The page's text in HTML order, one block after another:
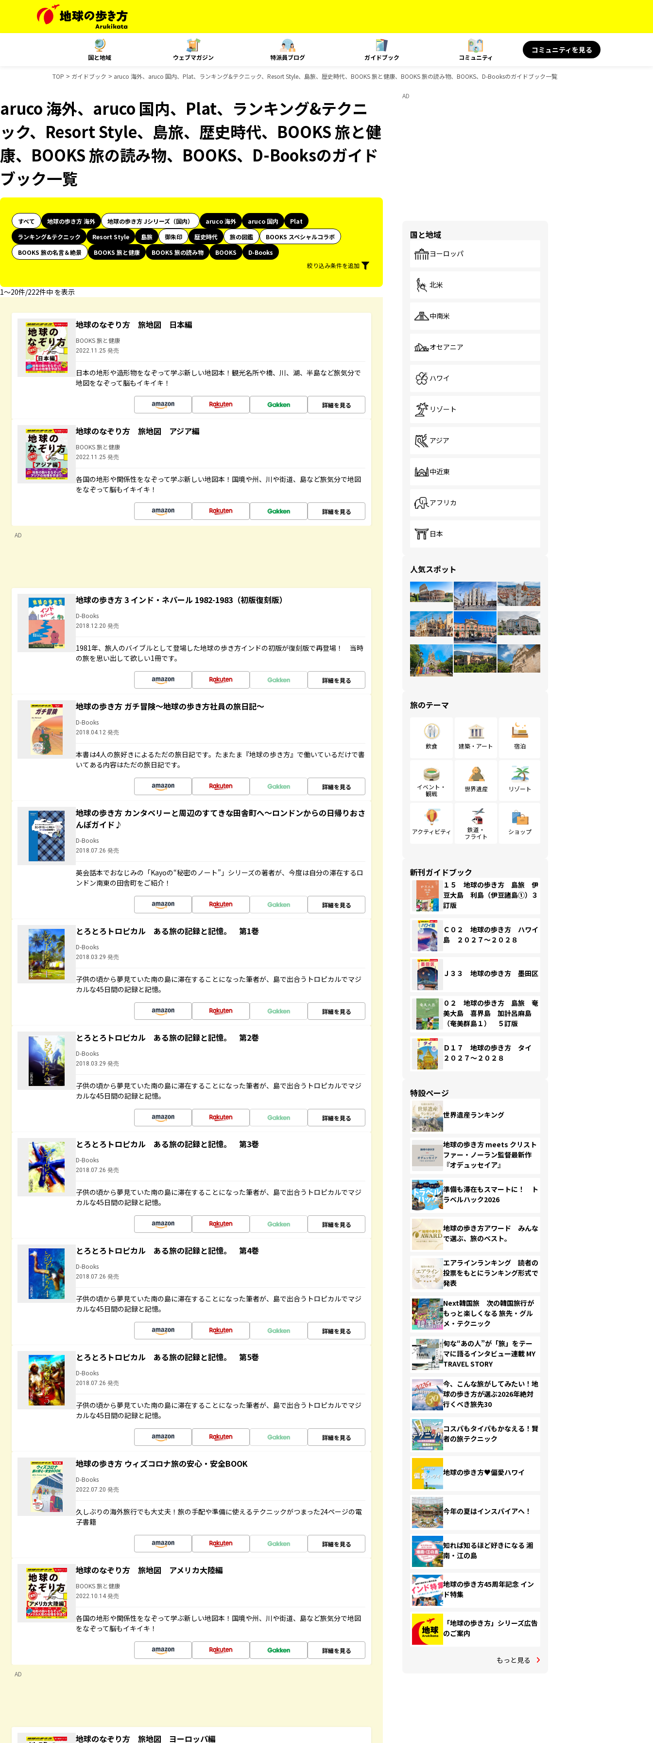
国と地域 ウェブマガジン 特派員ブログ ガイドブック コミュニティ
コミュニティを見る
TOP ガイドブック aruco 海外、aruco 国内、Plat、ランキング&テクニック、Resort Style、島旅、歴史時代、BOOKS 旅と健康、BOOKS 旅の読み物、BOOKS、D-Booksのガイドブック一覧
aruco 海外、aruco 国内、Plat、ランキング&テクニ
ック、Resort Style、島旅、歴史時代、BOOKS 旅と健
康、BOOKS 旅の読み物、BOOKS、D-Booksのガイド
ブック一覧
すべて 地球の歩き方 海外 地球の歩き方 Jシリーズ（国内） aruco 海外 aruco 国内
Plat
ランキング&テクニック
Resort Style 島旅 御朱印 歴史時代 旅の図鑑
BOOKS スペシャルコラボ
BOOKS 旅の名言＆絶景
BOOKS 旅と健康 BOOKS 旅の読み物 BOOKS
D-Books
絞り込み条件を追加
1〜20件/222件中 を表示
地球のなぞり方 旅地図 日本編
BOOKS 旅と健康
2022.11.25 発売
日本の地形や造形物をなぞって学ぶ新しい地図本！観光名所や橋、川、湖、半島など旅気分で
地図をなぞって脳もイキイキ！
詳細を見る
地球のなぞり方 旅地図 アジア編
BOOKS 旅と健康
2022.11.25 発売
各国の地形や関係性をなぞって学ぶ新しい地図本！国境や州、川や街道、島など旅気分で地図
をなぞって脳もイキイキ！
詳細を見る
AD
地球の歩き方 3 インド・ネパール 1982-1983（初版復刻版）
D-Books
2018.12.20 発売
1981年、旅人のバイブルとして登場した地球の歩き方インドの初版が復刻版で再登場！ 当時
の旅を思い出して欲しい1冊です。
詳細を見る
地球の歩き方 ガチ冒険～地球の歩き方社員の旅日記～
D-Books
2018.04.12 発売
本書は4人の旅好きによるただの旅日記です。たまたま『地球の歩き方』で働いているだけで書
いてある内容はただの旅日記です。
詳細を見る
地球の歩き方 カンタベリーと周辺のすてきな田舎町へ～ロンドンからの日帰りおさ
んぽガイド♪
D-Books
2018.07.26 発売
英会話本でおなじみの「Kayoの“秘密のノート”」シリーズの著者が、今度は自分の滞在するロ
ンドン南東の田舎町をご紹介！
詳細を見る
とろとろトロピカル ある旅の記録と記憶。 第1巻
D-Books
2018.03.29 発売
子供の頃から夢見ていた南の島に滞在することになった筆者が、島で出合うトロピカルでマジ
カルな45日間の記録と記憶。
詳細を見る
とろとろトロピカル ある旅の記録と記憶。 第2巻
D-Books
2018.03.29 発売
子供の頃から夢見ていた南の島に滞在することになった筆者が、島で出合うトロピカルでマジ
カルな45日間の記録と記憶。
詳細を見る
とろとろトロピカル ある旅の記録と記憶。 第3巻
D-Books
2018.07.26 発売
子供の頃から夢見ていた南の島に滞在することになった筆者が、島で出合うトロピカルでマジ
カルな45日間の記録と記憶。
詳細を見る
とろとろトロピカル ある旅の記録と記憶。 第4巻
D-Books
2018.07.26 発売
子供の頃から夢見ていた南の島に滞在することになった筆者が、島で出合うトロピカルでマジ
カルな45日間の記録と記憶。
詳細を見る
とろとろトロピカル ある旅の記録と記憶。 第5巻
D-Books
2018.07.26 発売
子供の頃から夢見ていた南の島に滞在することになった筆者が、島で出合うトロピカルでマジ
カルな45日間の記録と記憶。
詳細を見る
地球の歩き方 ウィズコロナ旅の安心・安全BOOK
D-Books
2022.07.20 発売
久しぶりの海外旅行でも大丈夫！旅の手配や準備に使えるテクニックがつまった24ページの電
子書籍
詳細を見る
地球のなぞり方 旅地図 アメリカ大陸編
BOOKS 旅と健康
2022.10.14 発売
各国の地形や関係性をなぞって学ぶ新しい地図本！国境や州、川や街道、島など旅気分で地図
をなぞって脳もイキイキ！
詳細を見る
AD
地球のなぞり方 旅地図 ヨーロッパ編
AD
国と地域
ヨーロッパ
北米
中南米
オセアニア
ハワイ
リゾート
アジア
中近東
アフリカ
日本
人気スポット
旅のテーマ
飲食 建築・アート 宿泊
イベント・
観戦
世界遺産 リゾート
アクティビティ
鉄道・
フライト
ショップ
新刊ガイドブック
１５ 地球の歩き方 島旅 伊
豆大島 利島（伊豆諸島①）３
訂版
Ｃ０２ 地球の歩き方 ハワイ
島 ２０２７～２０２８
Ｊ３３ 地球の歩き方 墨田区
０２ 地球の歩き方 島旅 奄
美大島 喜界島 加計呂麻島
（奄美群島１） ５訂版
Ｄ１７ 地球の歩き方 タイ
２０２７～２０２８
特設ページ
世界遺産ランキング
地球の歩き方 meets クリスト
ファー・ノーラン監督最新作
『オデュッセイア』
準備も滞在もスマートに！ ト
ラベルハック2026
地球の歩き方アワード みんな
で選ぶ、旅のベスト。
エアラインランキング 読者の
投票をもとにランキング形式で
発表
Next韓国旅 次の韓国旅行が
もっと楽しくなる 旅先・グル
メ・テクニック
旬な“あの人”が「旅」をテー
マに語るインタビュー連載 MY
TRAVEL STORY
今、こんな旅がしてみたい！地
球の歩き方が選ぶ2026年絶対
行くべき旅先30
コスパもタイパもかなえる！賢
者の旅テクニック
地球の歩き方♥偏愛ハワイ
今年の夏はインスパイアへ！
知れば知るほど好きになる 湘
南・江の島
地球の歩き方45周年記念 イン
ド特集
「地球の歩き方」シリーズ広告
のご案内
もっと見る